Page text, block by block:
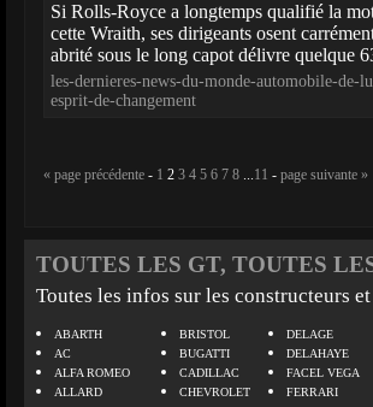
Si Rolls-Royce a longtemps qualifié la
cette Wraith, ses dirigeants osent
abrité sous le long capot délivre quelque
les-dernieres-news-du-monde-automobile-
esprit-de-changement
« page précédente - 1 2 3 4 5 6 7 8 ...11 - page suivante »
TOUTES LES GT, TOUTES
Toutes les infos sur les constructeurs
ABARTH
AC
ALFA ROMEO
ALLARD
BRISTOL
BUGATTI
CADILLAC
CHEVROLET
DELAGE
DELAHAYE
FACEL VEGA
FERRARI